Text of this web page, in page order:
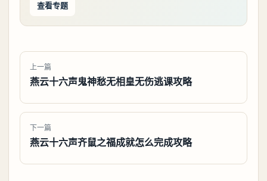
查看专题
上一篇
燕云十六声鬼神愁无相皇无伤逃课攻略
下一篇
燕云十六声齐鼠之福成就怎么完成攻略